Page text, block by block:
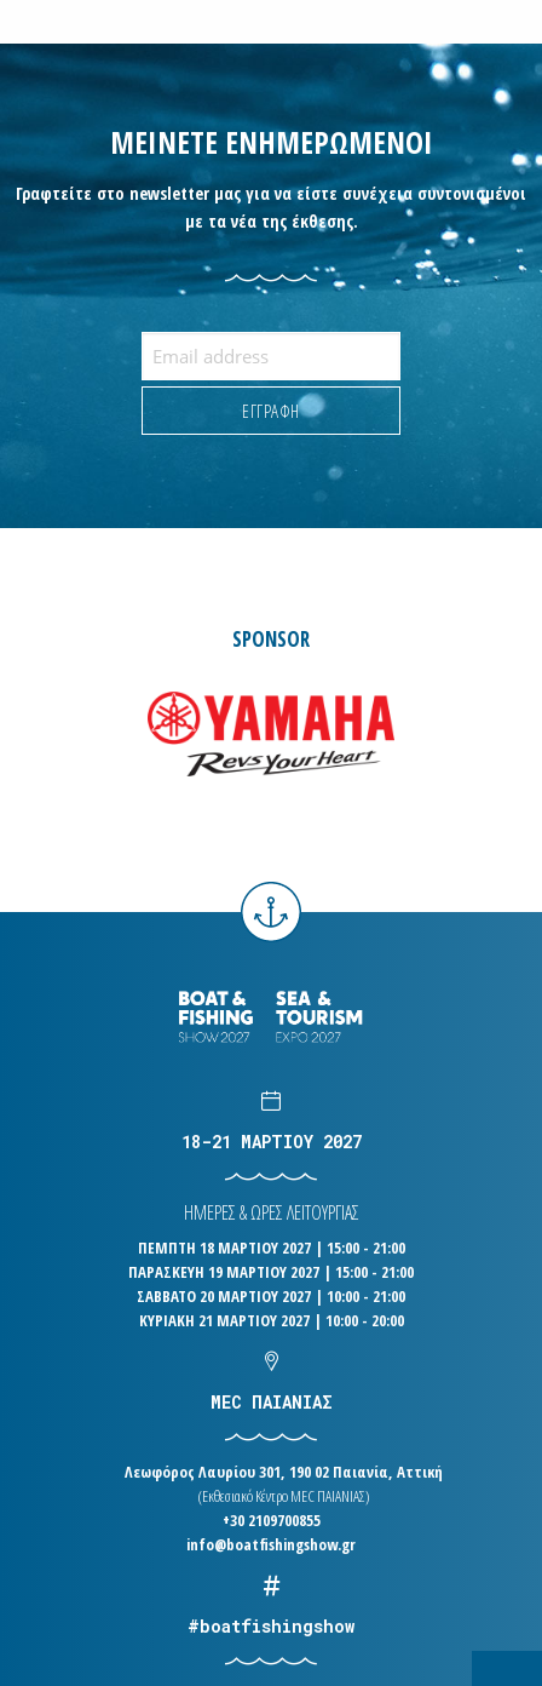
ΜΕΙΝΕΤΕ ΕΝΗΜΕΡΩΜΕΝΟΙ
Γραφτείτε στο newsletter μας για να είστε συνέχεια συντονισμένοι
με τα νέα της έκθεσης.
SPONSOR
18-21 ΜΑΡΤΙΟΥ 2027
ΗΜΕΡΕΣ & ΩΡΕΣ ΛΕΙΤΟΥΡΓΙΑΣ
ΠΕΜΠΤΗ 18 ΜΑΡΤΙΟΥ 2027 | 15:00 - 21:00
ΠΑΡΑΣΚΕΥΗ 19 ΜΑΡΤΙΟΥ 2027 | 15:00 - 21:00
ΣΑΒΒΑΤΟ 20 ΜΑΡΤΙΟΥ 2027 | 10:00 - 21:00
ΚΥΡΙΑΚΗ 21 ΜΑΡΤΙΟΥ 2027 | 10:00 - 20:00
MEC ΠΑΙΑΝΙΑΣ
Λεωφόρος Λαυρίου 301, 190 02 Παιανία, Αττική
(Εκθεσιακό Κέντρο MEC ΠΑΙΑΝΙΑΣ)
+30 2109700855
info@boatfishingshow.gr
#boatfishingshow